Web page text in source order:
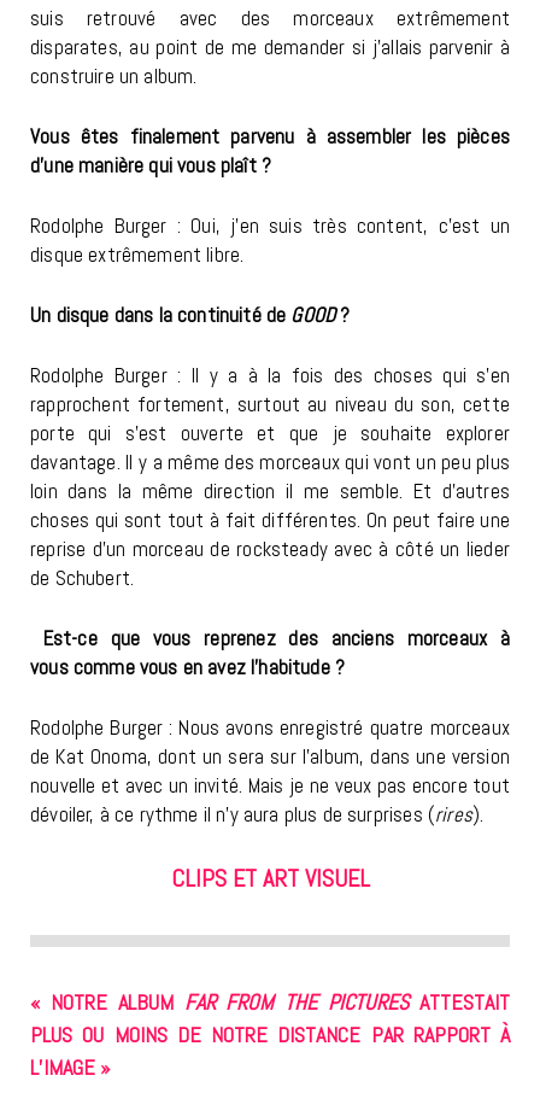
suis retrouvé avec des morceaux extrêmement
disparates, au point de me demander si j’allais parvenir à
construire un album.
Vous êtes finalement parvenu à assembler les pièces
d’une manière qui vous plaît ?
Rodolphe Burger : Oui, j’en suis très content, c’est un
disque extrêmement libre.
Un disque dans la continuité de GOOD?
Rodolphe Burger : Il y a à la fois des choses qui s’en
rapprochent fortement, surtout au niveau du son, cette
porte qui s’est ouverte et que je souhaite explorer
davantage. Il y a même des morceaux qui vont un peu plus
loin dans la même direction il me semble. Et d’autres
choses qui sont tout à fait différentes. On peut faire une
reprise d’un morceau de rocksteady avec à côté un lieder
de Schubert.
Est-ce que vous reprenez des anciens morceaux à
vous comme vous en avez l’habitude ?
Rodolphe Burger : Nous avons enregistré quatre morceaux
de Kat Onoma, dont un sera sur l’album, dans une version
nouvelle et avec un invité. Mais je ne veux pas encore tout
dévoiler, à ce rythme il n’y aura plus de surprises (rires).
CLIPS ET ART VISUEL
« NOTRE ALBUM FAR FROM THE PICTURESATTESTAIT
PLUS OU MOINS DE NOTRE DISTANCE PAR RAPPORT À
L’IMAGE »